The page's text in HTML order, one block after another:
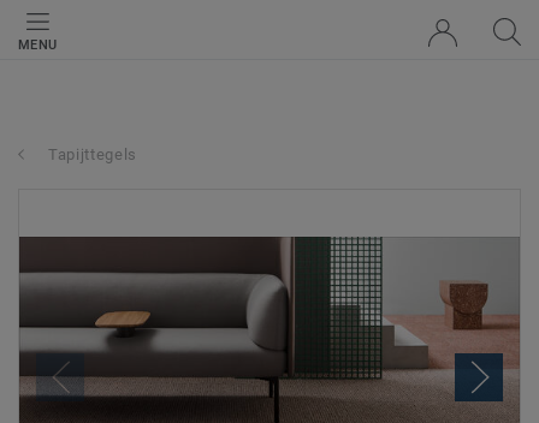
MENU
Tapijttegels